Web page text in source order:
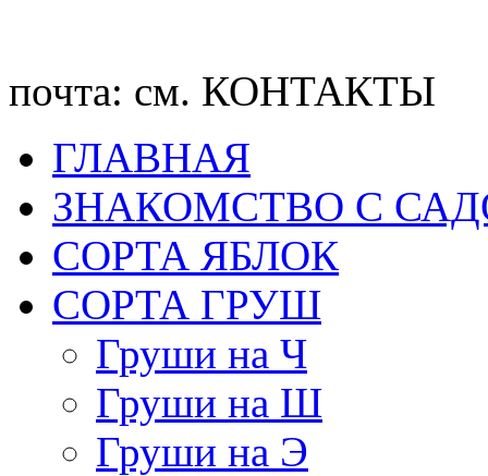
почта: см. КОНТАКТЫ
ГЛАВНАЯ
ЗНАКОМСТВО С
CОРТА ЯБЛОК
СОРТА ГРУШ
Груши на Ч
Груши на Ш
Груши на Э